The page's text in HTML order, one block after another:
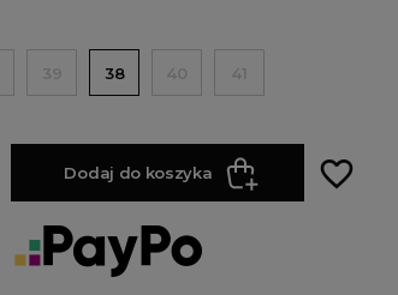
39 38 40 41
Dodaj do koszyka favorite_border